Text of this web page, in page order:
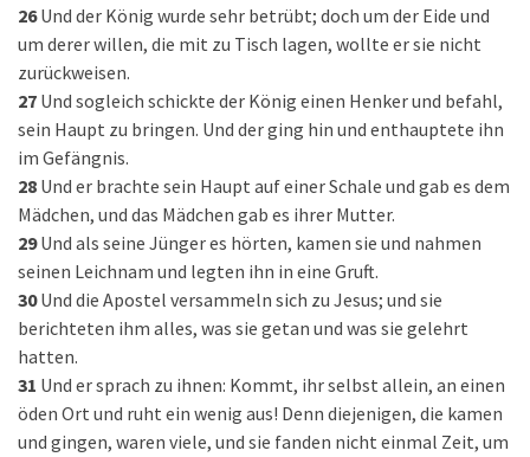
26 Und der König wurde sehr betrübt; doch um der Eide und
um derer willen, die mit zu Tisch lagen, wollte er sie nicht
zurückweisen.
27 Und sogleich schickte der König einen Henker und befahl,
sein Haupt zu bringen. Und der ging hin und enthauptete ihn
im Gefängnis.
28 Und er brachte sein Haupt auf einer Schale und gab es dem
Mädchen, und das Mädchen gab es ihrer Mutter.
29 Und als seine Jünger es hörten, kamen sie und nahmen
seinen Leichnam und legten ihn in eine Gruft.
30 Und die Apostel versammeln sich zu Jesus; und sie
berichteten ihm alles, was sie getan und was sie gelehrt
hatten.
31 Und er sprach zu ihnen: Kommt, ihr selbst allein, an einen
öden Ort und ruht ein wenig aus! Denn diejenigen, die kamen
und gingen, waren viele, und sie fanden nicht einmal Zeit, um